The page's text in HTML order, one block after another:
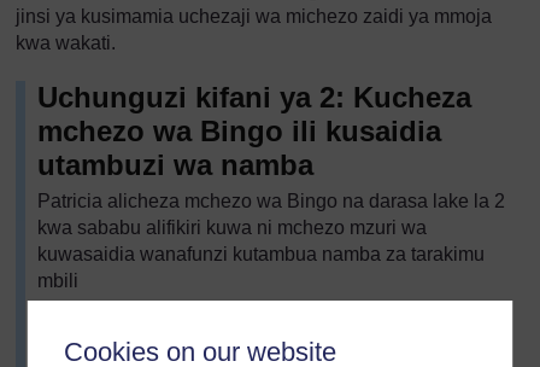
Cookies on our website
jinsi ya kusimamia uchezaji wa michezo zaidi ya mmoja
kwa wakati.
Uchunguzi kifani ya 2: Kucheza
mchezo wa Bingo ili kusaidia
utambuzi wa namba
Patricia alicheza mchezo wa Bingo na darasa lake la 2
kwa sababu alifikiri kuwa ni mchezo mzuri wa
kuwasaidia wanafunzi kutambua namba za tarakimu
mbili
kila mwanafunzi kadi na vifungo. Mwanafunzi alivuta